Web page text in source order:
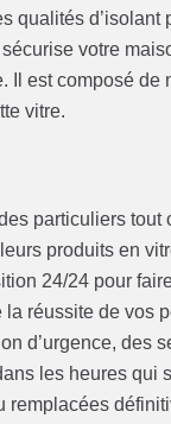
qualités d’isolant
votre
Il est composé de
vitre.
particuliers tout
produits en
24/24 pour
réussite de vos
d’urgence, des
les heures qui
remplacées